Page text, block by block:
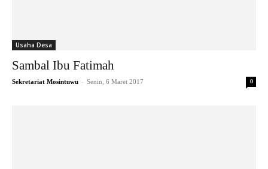
Usaha Desa
Sambal Ibu Fatimah
Sekretariat Mosintuwu - Senin, 6 Maret 2017 0